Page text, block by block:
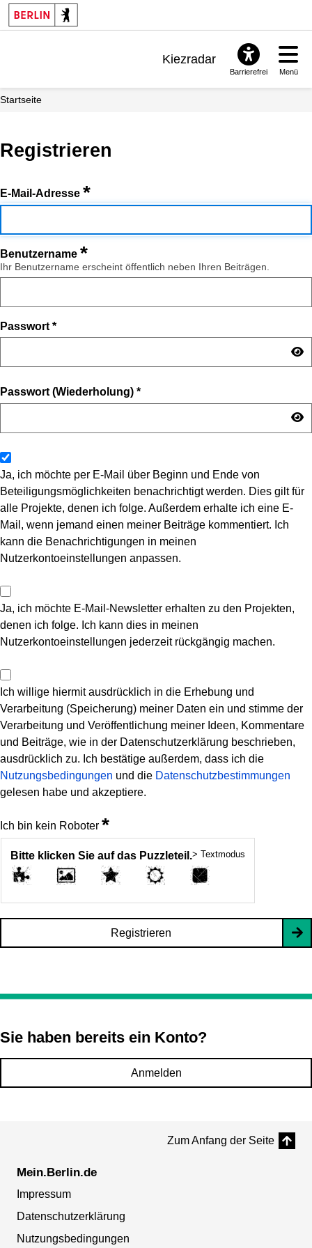
Kiezradar
Barrierefrei Menü
Startseite
Registrieren
E-Mail-Adresse *
Benutzername *
Ihr Benutzername erscheint öffentlich neben Ihren Beiträgen.
Passwort *
Passwort (Wiederholung) *
Ja, ich möchte per E-Mail über Beginn und Ende von
Beteiligungsmöglichkeiten benachrichtigt werden. Dies gilt für
alle Projekte, denen ich folge. Außerdem erhalte ich eine E-
Mail, wenn jemand einen meiner Beiträge kommentiert. Ich
kann die Benachrichtigungen in meinen
Nutzerkontoeinstellungen anpassen.
Ja, ich möchte E-Mail-Newsletter erhalten zu den Projekten,
denen ich folge. Ich kann dies in meinen
Nutzerkontoeinstellungen jederzeit rückgängig machen.
Ich willige hiermit ausdrücklich in die Erhebung und
Verarbeitung (Speicherung) meiner Daten ein und stimme der
Verarbeitung und Veröffentlichung meiner Ideen, Kommentare
und Beiträge, wie in der Datenschutzerklärung beschrieben,
ausdrücklich zu. Ich bestätige außerdem, dass ich die
Nutzungsbedingungen und die Datenschutzbestimmungen
gelesen habe und akzeptiere.
Ich bin kein Roboter *
Bitte klicken Sie auf das Puzzleteil.> Textmodus
Registrieren
Sie haben bereits ein Konto?
Anmelden
Zum Anfang der Seite
Mein.Berlin.de
Impressum
Datenschutzerklärung
Nutzungsbedingungen